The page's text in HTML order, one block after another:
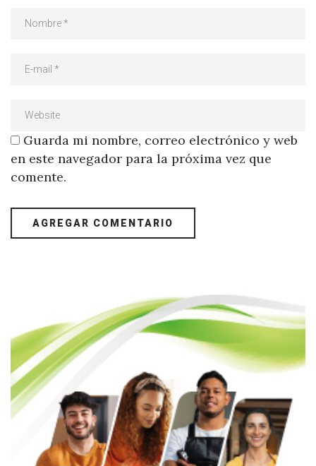
Guarda mi nombre, correo electrónico y web
en este navegador para la próxima vez que
comente.